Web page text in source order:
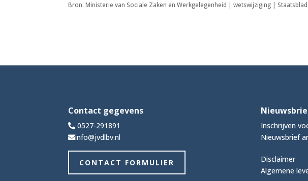
Bron: Ministerie van Sociale Zaken en Werkgelegenheid | wetswijziging |
Contact gegevens
0527-291891
info@jvdlbv.nl
CONTACT FORMULIER
Inschrijven
Nieuwsbrief
Disclaimer
Algemene